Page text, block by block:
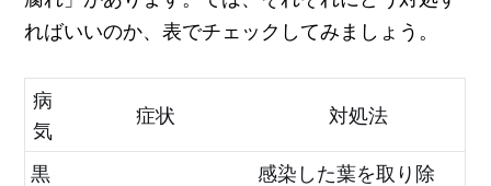
ればいいのか、表でチェックしてみましょう。
病
気
症状 対処法
黒
感染した葉を取り除